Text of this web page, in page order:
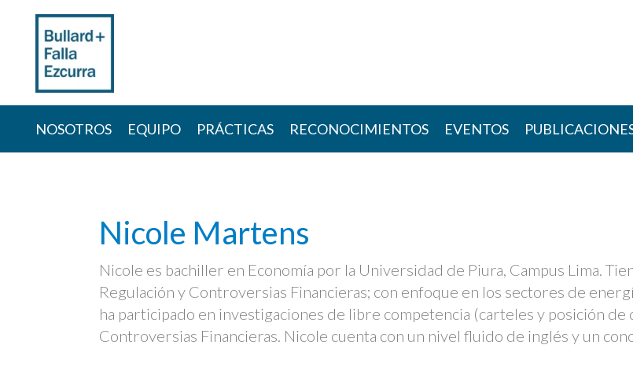
content
NOSOTROS EQUIPO PRÁCTICAS RECONOCIMIENTOS EVENTOS
Nicole Martens
Nicole es bachiller en Economía por la Universidad de Piura, Campus Lima.
Regulación y Controversias Financieras; con enfoque en los sectores de
ha participado en investigaciones de libre competencia (carteles y posición
Controversias Financieras. Nicole cuenta con un nivel fluido de inglés y un